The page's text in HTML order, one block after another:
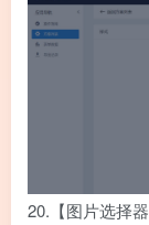
20. 【图片选择